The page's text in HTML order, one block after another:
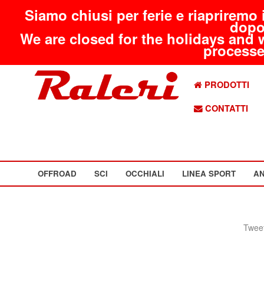
Siamo chiusi per ferie e
We are closed for the holidays
PRODOTTI
CONTATTI
OFFROAD SCI OCCHIALI LINEA SPORT